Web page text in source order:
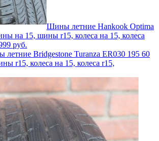
Шины летние Hankook Optima
на 15, шины r15, колеса на 15, колеса
руб.
Bridgestone Turanza ER030 195 60
r15, колеса на 15, колеса r15,